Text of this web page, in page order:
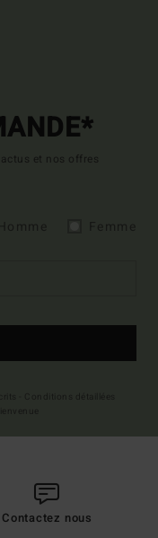
et nos offres
Contactez nous